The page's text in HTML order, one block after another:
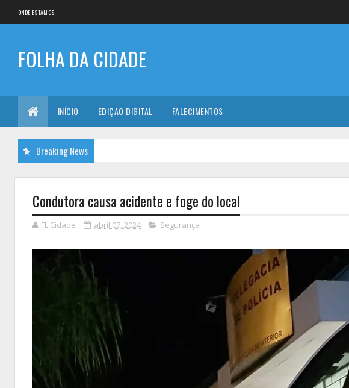
ONDE ESTAMOS
FOLHA DA CIDADE
INÍCIO EDIÇÃO DIGITAL FALECIMENTOS
Breaking News
Condutora causa acidente e foge do local
FL Cidade abril 07, 2024 Segurança